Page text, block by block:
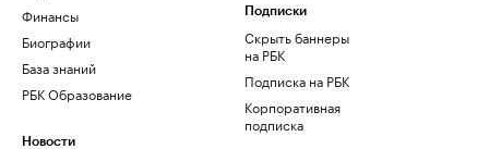
Финансы
Биографии
База знаний
РБК Образование
Новости
Подписки
Скрыть баннеры
на РБК
Подписка на РБК
Корпоративная
подписка